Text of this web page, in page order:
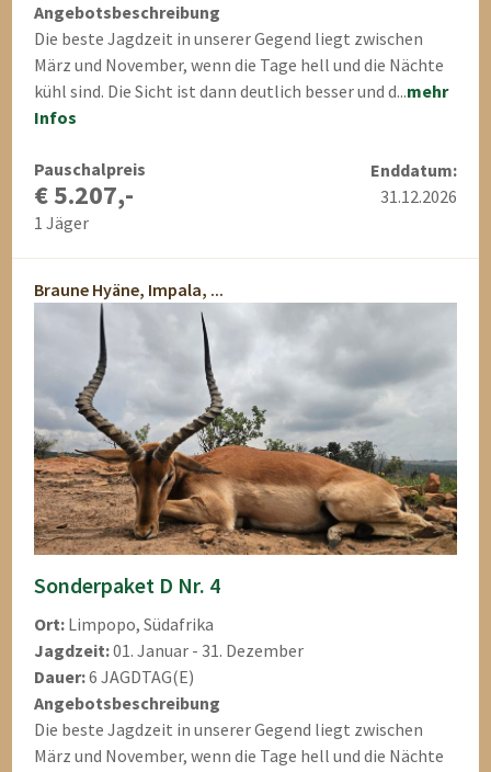
Angebotsbeschreibung
Die beste Jagdzeit in unserer Gegend liegt zwischen
März und November, wenn die Tage hell und die Nächte
kühl sind. Die Sicht ist dann deutlich besser und d...mehr
Infos
Pauschalpreis
€ 5.207,-
1 Jäger
Enddatum:
31.12.2026
Braune Hyäne, Impala, ...
Sonderpaket D Nr. 4
Ort: Limpopo, Südafrika
Jagdzeit:01. Januar - 31. Dezember
Dauer:6 JAGDTAG(E)
Angebotsbeschreibung
Die beste Jagdzeit in unserer Gegend liegt zwischen
März und November, wenn die Tage hell und die Nächte